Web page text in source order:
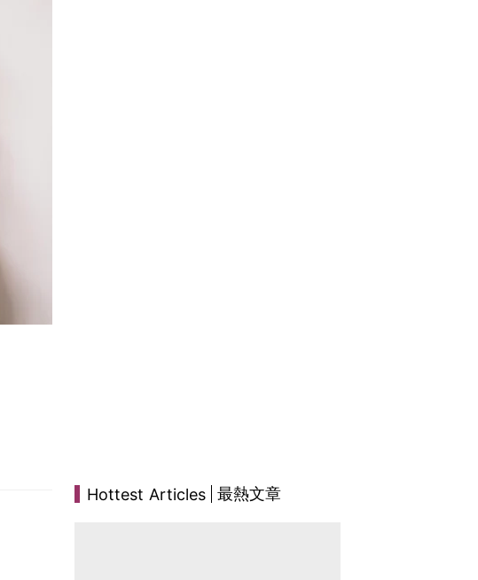
Hottest Articles 最熱文章